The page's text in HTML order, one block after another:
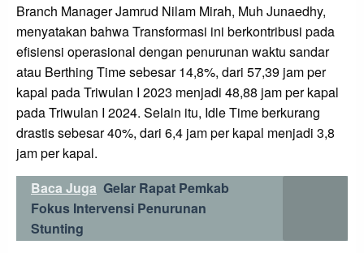
Branch Manager Jamrud Nilam Mirah, Muh Junaedhy,
menyatakan bahwa Transformasi ini berkontribusi pada
efisiensi operasional dengan penurunan waktu sandar
atau Berthing Time sebesar 14,8%, dari 57,39 jam per
kapal pada Triwulan I 2023 menjadi 48,88 jam per kapal
pada Triwulan I 2024. Selain itu, Idle Time berkurang
drastis sebesar 40%, dari 6,4 jam per kapal menjadi 3,8
jam per kapal.
Baca Juga Gelar Rapat Pemkab
Fokus Intervensi Penurunan
Stunting